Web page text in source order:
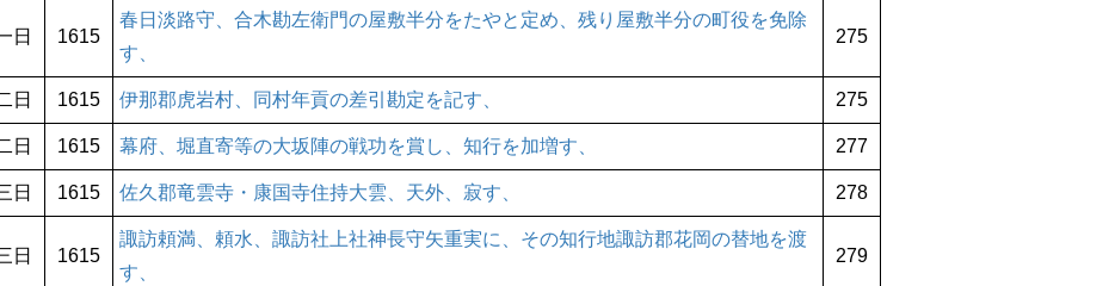
日 1615
春日淡路守、合木勘左衛門の屋敷半分をたやと定め、残り屋敷半分の町役を免除
す、
275
日 1615 伊那郡虎岩村、同村年貢の差引勘定を記す、 275
日 1615 幕府、堀直寄等の大坂陣の戦功を賞し、知行を加増す、 277
日 1615 佐久郡竜雲寺・康国寺住持大雲、天外、寂す、 278
日 1615
諏訪頼満、頼水、諏訪社上社神長守矢重実に、その知行地諏訪郡花岡の替地を渡
す、
279